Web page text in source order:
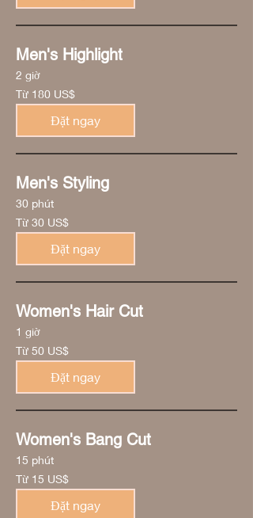
Men's Highlight
2 giờ
Từ
180
đô
Từ 180 US$
Đặt ngay
Men's Styling
30 phút
Từ
30
đô
Từ 30 US$
Đặt ngay
Women's Hair Cut
1 giờ
Từ
50
đô
Từ 50 US$
Đặt ngay
Women's Bang Cut
15 phút
Từ
15
đô
Từ 15 US$
Đặt ngay